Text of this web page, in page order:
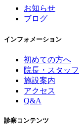
お知らせ
ブログ
インフォメーション
初めての方へ
院長・スタッフ
施設案内
アクセス
Q&A
診察コンテンツ